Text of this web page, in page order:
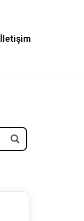
İletişim